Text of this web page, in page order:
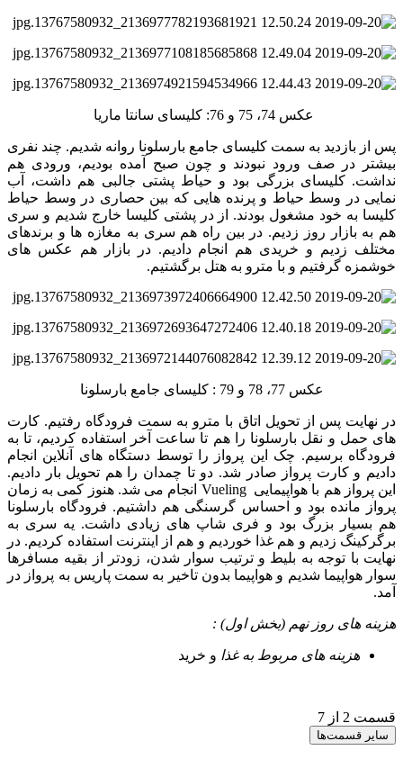
عکس 74، 75 و 76: کلیسای سانتا ماریا
پس از بازدید به سمت کلیسای جامع بارسلونا روانه شدیم. چند نفری
بیشتر در صف ورود نبودند و چون صبح آمده بودیم، ورودی هم
نداشت. کلیسای بزرگی بود و حیاط پشتی جالبی هم داشت، آب
نمایی در وسط حیاط و پرنده هایی که بین حصاری در وسط حیاط
کلیسا به خود مشغول بودند. از در پشتی کلیسا خارج شدیم و سری
هم به بازار روز زدیم. در بین راه هم سری به مغازه ها و برندهای
مختلف زدیم و خریدی هم انجام دادیم. در بازار هم عکس های
خوشمزه گرفتیم و با مترو به هتل برگشتیم.
عکس 77، 78 و 79 : کلیسای جامع بارسلونا
در نهایت پس از تحویل اتاق با مترو به سمت فرودگاه رفتیم. کارت
های حمل و نقل بارسلونا را هم تا ساعت آخر استفاده کردیم، تا به
فرودگاه برسیم. چک این پرواز را توسط دستگاه های آنلاین انجام
دادیم و کارت پرواز صادر شد. دو تا چمدان را هم تحویل بار دادیم.
این پرواز هم با هواپیمایی Vueling انجام می شد. هنوز کمی به زمان
پرواز مانده بود و احساس گرسنگی هم داشتیم. فرودگاه بارسلونا
هم بسیار بزرگ بود و فری شاپ های زیادی داشت. یه سری به
برگرکینگ زدیم و هم غذا خوردیم و هم از اینترنت استفاده کردیم. در
نهایت با توجه به بلیط و ترتیب سوار شدن، زودتر از بقیه مسافرها
سوار هواپیما شدیم و هواپیما بدون تاخیر به سمت پاریس به پرواز در
آمد.
هزینه های روز نهم (بخش اول) :
هزینه های مربوط به غذا و خرید
قسمت 2 از 7
سایر قسمت‌ها